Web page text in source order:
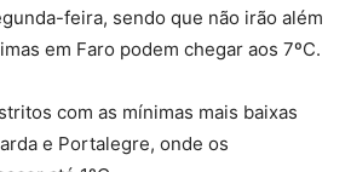
feira, sendo que não irão além
em Faro podem chegar aos 7ºC.
com as mínimas mais baixas
e Portalegre, onde os